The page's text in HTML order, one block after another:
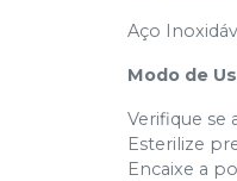
Aço
Modo de
Verifique se
Esterilize
Encaixe a